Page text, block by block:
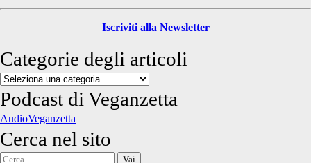
Iscriviti alla Newsletter
Categorie degli articoli
Categorie
degli
articoli
Podcast di Veganzetta
AudioVeganzetta
Cerca nel sito
Cerca